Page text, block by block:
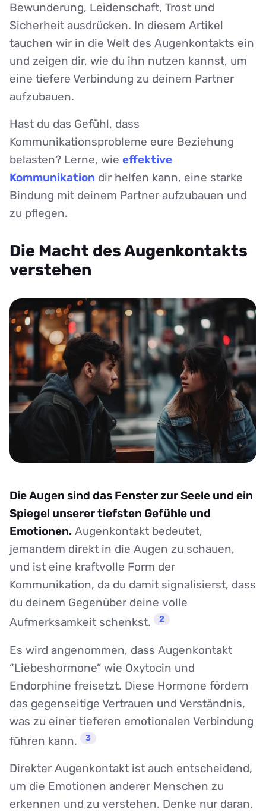
Bewunderung, Leidenschaft, Trost und
Sicherheit ausdrücken. In diesem Artikel
tauchen wir in die Welt des Augenkontakts ein
und zeigen dir, wie du ihn nutzen kannst, um
eine tiefere Verbindung zu deinem Partner
aufzubauen.
Hast du das Gefühl, dass
Kommunikationsprobleme eure Beziehung
belasten? Lerne, wie effektive
Kommunikation dir helfen kann, eine starke
Bindung mit deinem Partner aufzubauen und
zu pflegen.
Die Macht des Augenkontakts
verstehen
Die Augen sind das Fenster zur Seele und ein
Spiegel unserer tiefsten Gefühle und
Emotionen. Augenkontakt bedeutet,
jemandem direkt in die Augen zu schauen,
und ist eine kraftvolle Form der
Kommunikation, da du damit signalisierst, dass
du deinem Gegenüber deine volle
Aufmerksamkeit schenkst.
2
Es wird angenommen, dass Augenkontakt
“Liebeshormone” wie Oxytocin und
Endorphine freisetzt. Diese Hormone fördern
das gegenseitige Vertrauen und Verständnis,
was zu einer tieferen emotionalen Verbindung
führen kann.
3
Direkter Augenkontakt ist auch entscheidend,
um die Emotionen anderer Menschen zu
erkennen und zu verstehen. Denke nur daran,